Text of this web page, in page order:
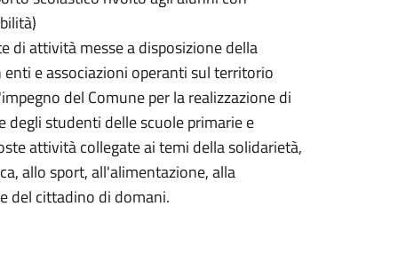
di attività messe a disposizione della
e associazioni operanti sul territorio
del Comune per la realizzazione di
degli studenti delle scuole primarie e
attività collegate ai temi della solidarietà,
allo sport, all'alimentazione, alla
del cittadino di domani.